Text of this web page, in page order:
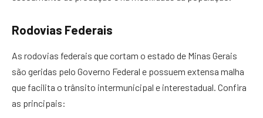
Rodovias Federais
As rodovias federais que cortam o estado de Minas Gerais
são geridas pelo Governo Federal e possuem extensa malha
que facilita o trânsito intermunicipal e interestadual. Confira
as principais: